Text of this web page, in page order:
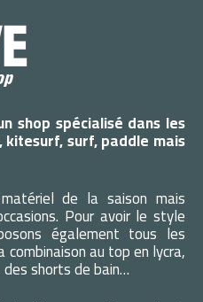
shop spécialisé dans les
surf, paddle mais
de la saison mais
Pour avoir le style
également tous les
au top en lycra,
shorts de bain…